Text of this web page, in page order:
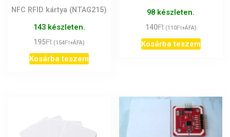
NFC RFID kártya (NTAG215)
143 készleten.
195Ft (154Ft+ÁFA)
Kosárba teszem
98 készleten.
140Ft (110Ft+ÁFA)
Kosárba teszem